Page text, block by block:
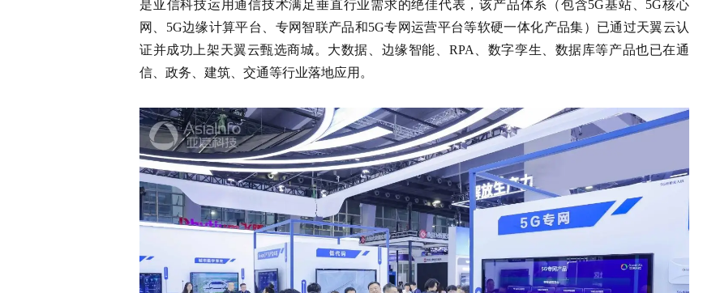
是亚信科技运用通信技术满足垂直行业需求的绝佳代表，该产品体系（包含5G基站、5G核心
网、5G边缘计算平台、专网智联产品和5G专网运营平台等软硬一体化产品集）已通过天翼云认
证并成功上架天翼云甄选商城。大数据、边缘智能、RPA、数字孪生、数据库等产品也已在通
信、政务、建筑、交通等行业落地应用。